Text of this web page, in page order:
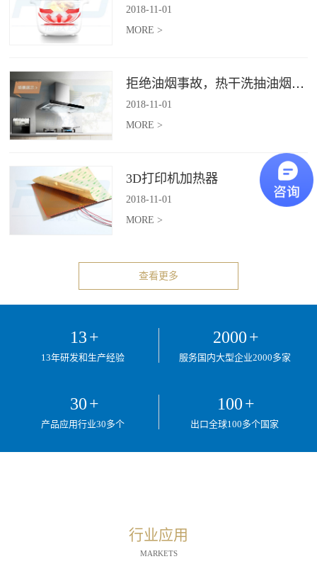
2018-11-01
MORE >
拒绝油烟事故，热干洗抽油烟机给你安全洁净厨房
2018-11-01
MORE >
3D打印机加热器
2018-11-01
MORE >
查看更多
13+
13年研发和生产经验
2000+
服务国内大型企业2000多家
30+
产品应用行业30多个
100+
出口全球100多个国家
行业应用
MARKETS